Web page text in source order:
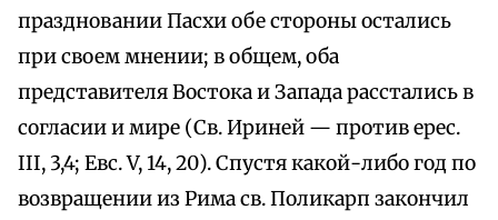
праздновании Пасхи обе стороны остались
при своем мнении; в общем, оба
представителя Востока и Запада расстались в
согласии и мире (Св. Ириней — против ерес.
III, 3,4; Евс. V, 14, 20). Спустя какой-либо год по
возвращении из Рима св. Поликарп закончил